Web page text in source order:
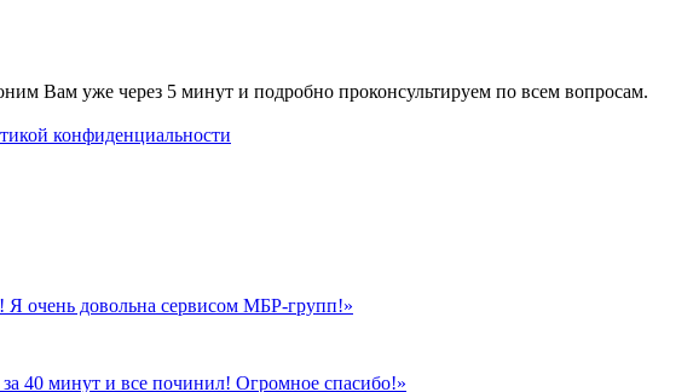
Вам уже через 5 минут и подробно проконсультируем по всем вопросам.
конфиденциальности
Я очень довольна сервисом МБР-групп!»
за 40 минут и все починил! Огромное спасибо!»